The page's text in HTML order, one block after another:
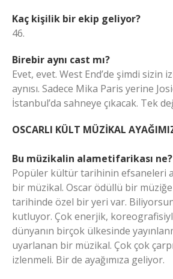
Kaç kişilik bir ekip geliyor?
46.
Birebir aynı cast mı?
Evet, evet. West End’de şimdi sizin
aynısı. Sadece Mika Paris yerine
İstanbul’da sahneye çıkacak. Tek
OSCARLI KÜLT MÜZİKAL
Bu müzikalin alametifarikası ne?
Popüler kültür tarihinin efsaneleri
bir müzikal. Oscar ödüllü bir
tarihinde özel bir yeri var.
kutluyor. Çok enerjik,
dünyanın birçok ülkesinde
uyarlanan bir müzikal. Çok çok
izlenmeli. Bir de ayağımıza geliyor.